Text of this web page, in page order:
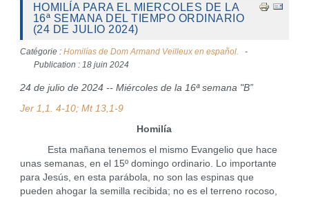
HOMILÍA PARA EL MIERCOLES DE LA
16ª SEMANA DEL TIEMPO ORDINARIO
(24 DE JULIO 2024)
Catégorie : Homilías de Dom Armand Veilleux en español.
Publication : 18 juin 2024
24 de julio de 2024 -- Miércoles de la 16ª semana "B”
Jer 1,1. 4-10; Mt 13,1-9
Homilía
Esta mañana tenemos el mismo Evangelio que hace
unas semanas, en el 15º domingo ordinario. Lo importante
para Jesús, en esta parábola, no son las espinas que
pueden ahogar la semilla recibida; no es el terreno rocoso,